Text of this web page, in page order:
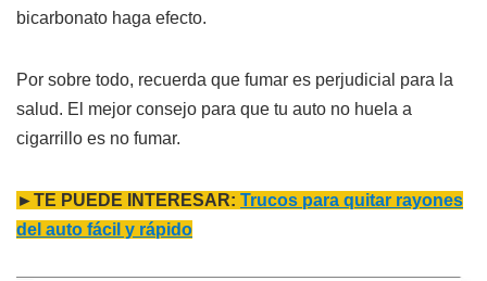
bicarbonato haga efecto.
Por sobre todo, recuerda que fumar es perjudicial para la
salud. El mejor consejo para que tu auto no huela a
cigarrillo es no fumar.
►TE PUEDE INTERESAR: Trucos para quitar rayones
del auto fácil y rápido